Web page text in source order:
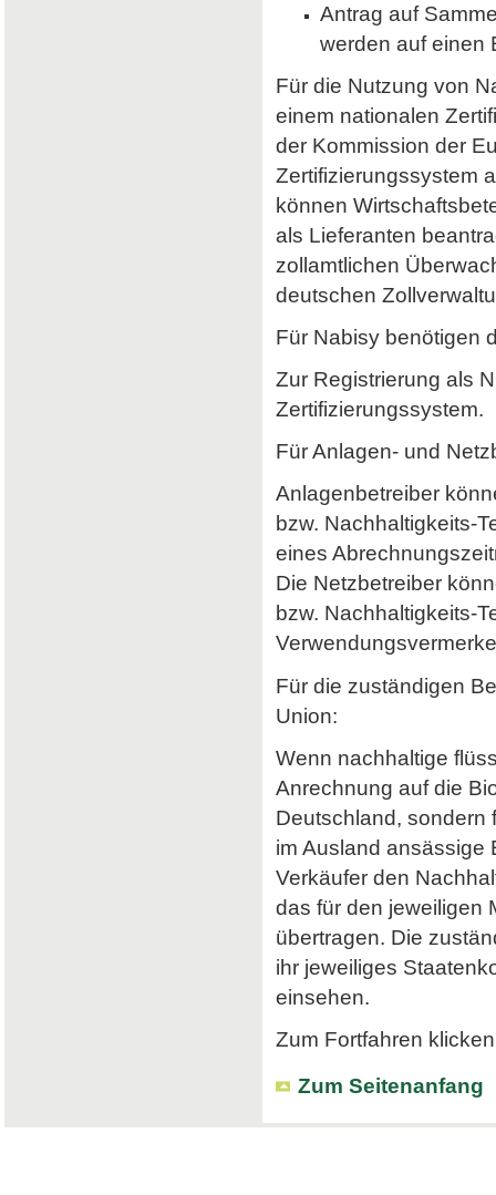
Antrag auf
werden auf einen
Für die Nutzung von
einem nationalen
der Kommission der
Zertifizierungssystem
können
als Lieferanten
zollamtlichen
deutschen
Für Nabisy benötigen
Zur Registrierung als
Zertifizierungssystem.
Für Anlagen- und
Anlagenbetreiber
bzw. Nachhaltigkeits-
eines
Die Netzbetreiber
bzw. Nachhaltigkeits-
Für die zuständigen
Union:
Wenn nachhaltige
Anrechnung auf die
Deutschland, sondern
im Ausland ansässige
Verkäufer den
das für den jeweiligen
übertragen. Die
ihr jeweiliges
einsehen.
Zum Fortfahren
Zum Seitenanfang